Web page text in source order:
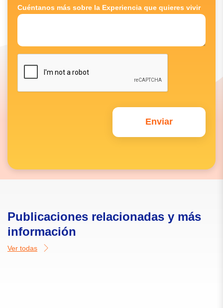
Cuéntanos más sobre la Experiencia que quieres vivir
Publicaciones relacionadas y más
información
Ver todas